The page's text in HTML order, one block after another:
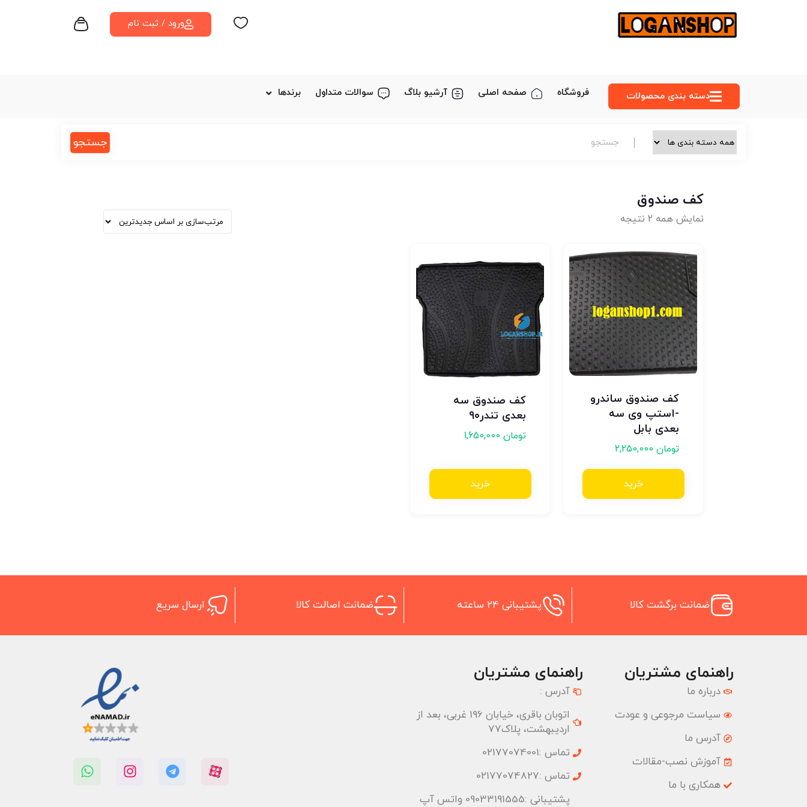
ورود / ثبت نام
دسته‌ بندی محصولات فروشگاه صفحه اصلی آرشیو بلاگ سوالات متداول برندها
جستجو
کف صندوق
نمایش همه 2 نتیجه
کف صندوق ساندرو
-استپ وی سه
بعدی بابل
تومان
خرید
کف صندوق سه
بعدی تندر۹۰
تومان
خرید
ضمانت برگشت کالا پشتیبانی 24 ساعته ضمانت اصالت کالا ارسال سریع
راهنمای مشتریان
درباره ما
سیاست مرجوعی و عودت
آدرس ما
آموزش نصب-مقالات
همکاری با ما
راهنمای مشتریان
آدرس :
اتوبان باقری، خیابان 196 غربی، بعد از
اردیبهشت، پلاک77
تماس :02177074001
تماس :02177074827
پشتیبانی :09033191555 واتس آپ